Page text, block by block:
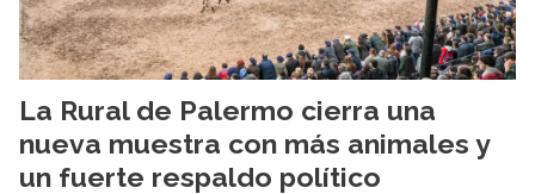
La Rural de Palermo cierra una
nueva muestra con más animales y
un fuerte respaldo político